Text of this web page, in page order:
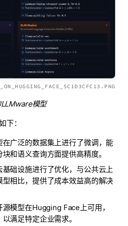
模型
下：
广泛的数据集上进行了微调，能
和语义查询方面提供高精度。
础设施进行了优化，与公共云上
相比，提供了成本效益高的解决
模型在Hugging Face上可用，
满足特定企业需求。